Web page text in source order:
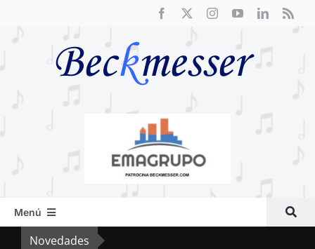
Menú
InicioNovedades